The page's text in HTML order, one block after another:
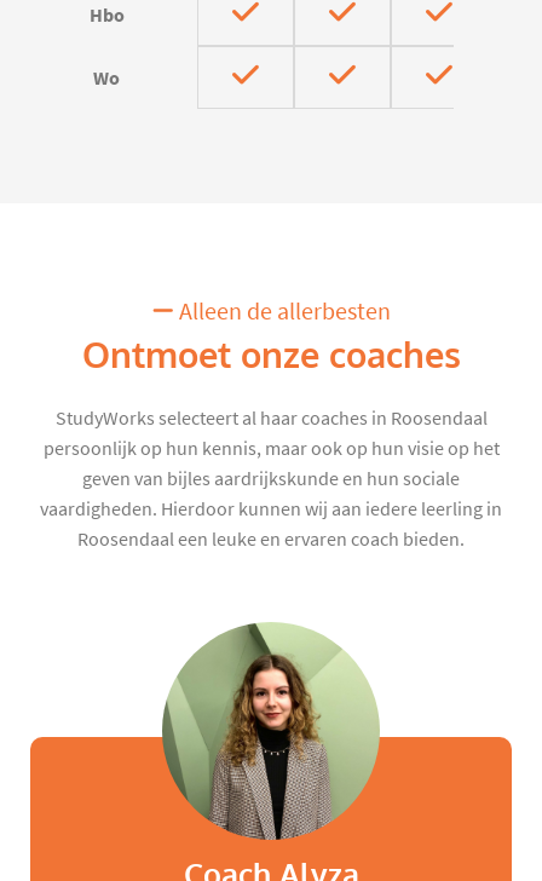
Hbo
Wo
Alleen de allerbesten
Ontmoet onze coaches
StudyWorks selecteert al haar coaches in Roosendaal
persoonlijk op hun kennis, maar ook op hun visie op het
geven van bijles aardrijkskunde en hun sociale
vaardigheden. Hierdoor kunnen wij aan iedere leerling in
Roosendaal een leuke en ervaren coach bieden.